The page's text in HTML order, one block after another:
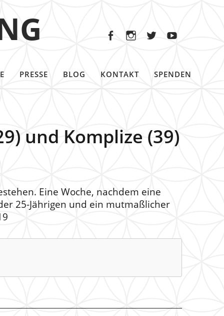
PRESSE BLOG KONTAKT SPENDEN
und Komplize (39)
Eine Woche, nachdem eine
25-Jährigen und ein mutmaßlicher